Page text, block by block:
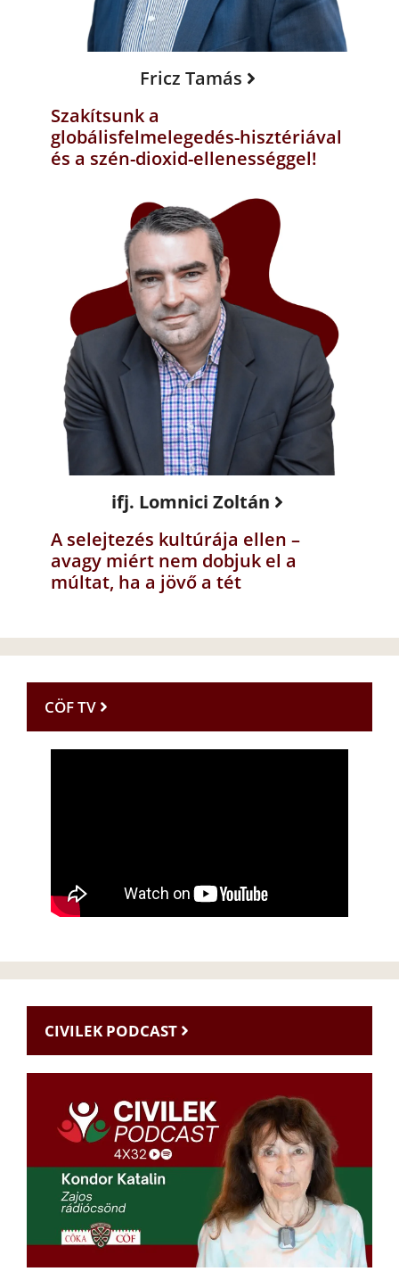
Fricz Tamás
Szakítsunk a
globálisfelmelegedés-hisztériával
és a szén-dioxid-ellenességgel!
ifj. Lomnici Zoltán
A selejtezés kultúrája ellen –
avagy miért nem dobjuk el a
múltat, ha a jövő a tét
CÖF TV
CIVILEK PODCAST